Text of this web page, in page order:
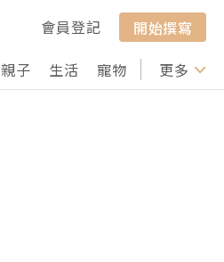
會員登記
開始撰寫
親子 生活 寵物 行山 打卡
更多